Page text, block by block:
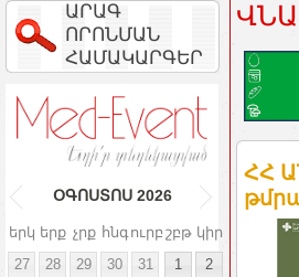
ԱՐԱԳ
ՈՐՈՆՄԱՆ
ՀԱՄԱԿԱՐԳԵՐ
ՕԳՈՍՏՈՍ 2026
երկ երք չրք հնգուրբ շբթ կիր
27
28 29 30 31 1
2
ՀՀ